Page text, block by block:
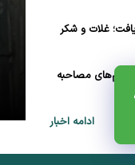
غلات و شکر
مصاحبه
ادامه اخبار